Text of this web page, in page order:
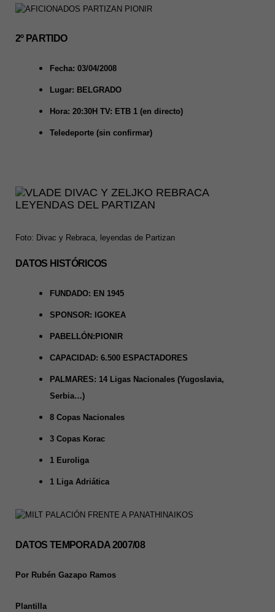
2º PARTIDO
Fecha: 03/04/2008
Lugar: BELGRADO
Hora: 20:30H TV: ETB 1 (en directo)
Teledeporte (sin confirmar)
Foto: Divac y Rebraca, leyendas de Partizan
DATOS HISTÓRICOS
FUNDADO: EN 1945
SPONSOR: IGOKEA
PABELLÓN: PIONIR
CAPACIDAD: 6.500 ESPACTADORES
PALMARES: 14 Ligas Nacionales (Yugoslavia,
Serbia…)
8 Copas Nacionales
3 Copas Korac
1 Euroliga
1 Liga Adriática
DATOS TEMPORADA 2007/08
Por Rubén Gazapo Ramos
Plantilla